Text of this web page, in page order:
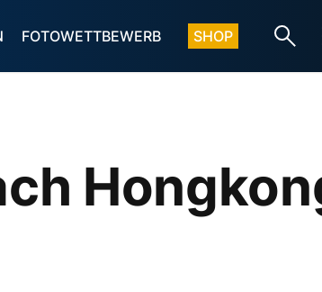
FOTOWETTBEWERB SHOP